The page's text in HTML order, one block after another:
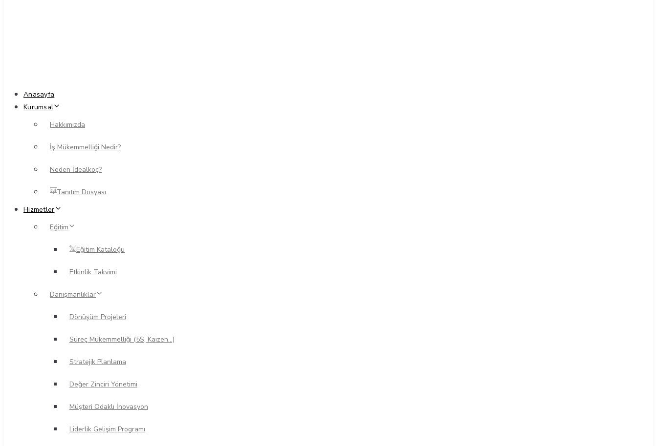
Anasayfa
Kurumsal
Hakkımızda
İş Mükemmelliği Nedir?
Neden İdealkoç?
Tanıtım Dosyası
Hizmetler
Eğitim
Eğitim Kataloğu
Etkinlik Takvimi
Danışmanlıklar
Dönüşüm Projeleri
Süreç Mükemmelliği (5S, Kaizen…)
Stratejik Planlama
Değer Zinciri Yönetimi
Müşteri Odaklı İnovasyon
Liderlik Gelişim Programı